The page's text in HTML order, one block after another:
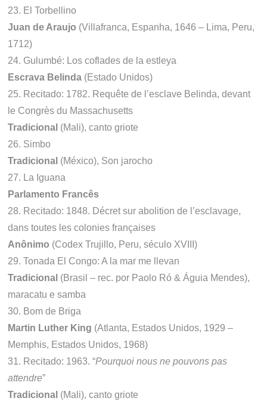
23. El Torbellino
Juan de Araujo (Villafranca, Espanha, 1646 – Lima, Peru,
1712)
24. Gulumbé: Los coflades de la estleya
Escrava Belinda (Estado Unidos)
25. Recitado: 1782. Requête de l’esclave Belinda, devant
le Congrès du Massachusetts
Tradicional (Mali), canto griote
26. Simbo
Tradicional (México), Son jarocho
27. La Iguana
Parlamento Francês
28. Recitado: 1848. Décret sur abolition de l’esclavage,
dans toutes les colonies françaises
Anônimo (Codex Trujillo, Peru, século XVIII)
29. Tonada El Congo: A la mar me llevan
Tradicional (Brasil – rec. por Paolo Ró & Águia Mendes),
maracatu e samba
30. Bom de Briga
Martin Luther King (Atlanta, Estados Unidos, 1929 –
Memphis, Estados Unidos, 1968)
31. Recitado: 1963. “Pourquoi nous ne pouvons pas
attendre”
Tradicional (Mali), canto griote